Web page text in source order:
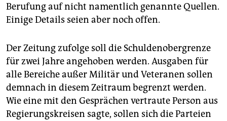
epaper login
Berufung auf nicht namentlich genannte Quellen.
Einige Details seien aber noch offen.
Der Zeitung zufolge soll die Schuldenobergrenze
für zwei Jahre angehoben werden. Ausgaben für
alle Bereiche außer Militär und Veteranen sollen
demnach in diesem Zeitraum begrenzt werden.
Wie eine mit den Gesprächen vertraute Person aus
Regierungskreisen sagte, sollen sich die Parteien